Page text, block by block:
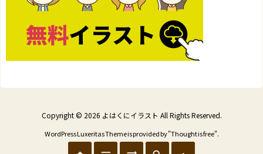
Copyright © 2026 よはくにイラスト All Rights Reserved.
WordPress Luxeritas Theme is provided by "Thought is free".